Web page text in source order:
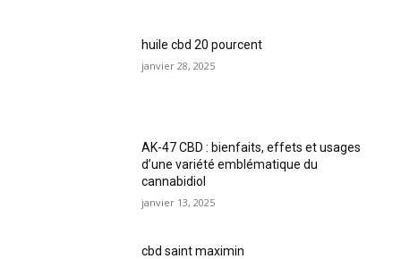
huile cbd 20 pourcent
janvier 28, 2025
AK-47 CBD : bienfaits, effets et usages
d’une variété emblématique du
cannabidiol
janvier 13, 2025
cbd saint maximin